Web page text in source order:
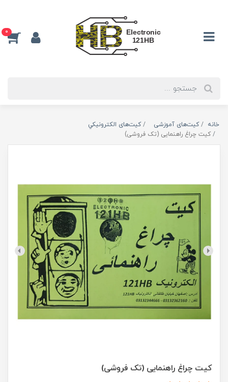
0
خانه کیت‌های آموزشی
کیت‌های الکترونیکي
کیت چراغ راهنمایی (تک فروشی)
کیت چراغ راهنمایی (تک فروشی)